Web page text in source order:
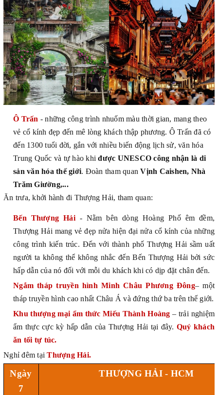
Ô Trấn - những công trình nhuốm màu thời gian, mang theo
vẻ cổ kính đẹp đến mê lòng khách thập phương. Ô Trấn đã có
đến 1300 tuổi đời, gắn với nhiều biến động lịch sử, văn hóa
Trung Quốc và tự hào khiđược UNESCO công nhận là di
sản văn hóa thế giới. Đoàn tham quanVịnh Caishen, Nhà
Trăm Giường,...
Ăn trưa, khởi hành đi Thượng Hải, tham quan:
Bến Thượng Hải - Nằm bên dòng Hoàng Phố êm đềm,
Thượng Hải mang vẻ đẹp nửa hiện đại nửa cổ kính của những
công trình kiến trúc. Đến với thành phố Thượng Hải sầm uất
người ta không thể không nhắc đến Bến Thượng Hải bởi sức
hấp dẫn của nó đối với mỗi du khách khi có dịp đặt chân đến.
Ngắm tháp truyền hình Minh Châu Phương Đông– một
tháp truyền hình cao nhất Châu Á và đứng thứ ba trên thế giới.
Khu thượng mại ẩm thức Miếu Thành Hoàng – trải nghiệm
ẩm thực cực kỳ hấp dẫn của Thượng Hải tại đây. Quý khách
ăn tối tự túc.
Nghỉ đêm tạiThượng Hải.
Ngày
7
THƯỢNG HẢI - HCM